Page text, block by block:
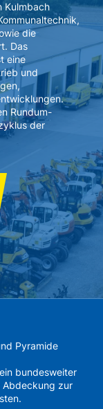
Kulmbach
die
Das
eine
und
Rundum-
der
Pyramide
bundesweiter
Abdeckung zur